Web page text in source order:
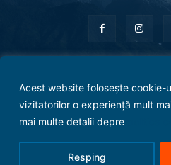
Acest website folosește cookie-
vizitatorilor o experiență mult
mai multe detalii depre
Resping
Evenimente Politică
Cultură